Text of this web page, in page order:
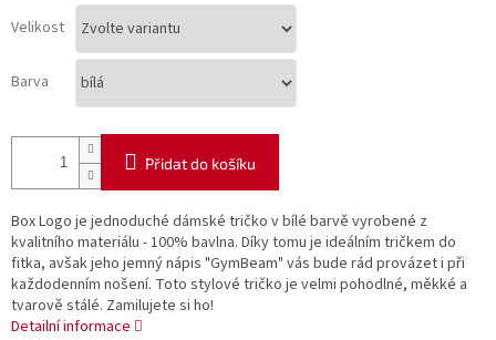
Velikost
Barva
Přidat do košíku
Box Logo je jednoduché dámské tričko v bílé barvě vyrobené z
kvalitního materiálu - 100% bavlna. Díky tomu je ideálním tričkem do
fitka, avšak jeho jemný nápis "GymBeam" vás bude rád provázet i při
každodenním nošení. Toto stylové tričko je velmi pohodlné, měkké a
tvarově stálé. Zamilujete si ho!
Detailní informace